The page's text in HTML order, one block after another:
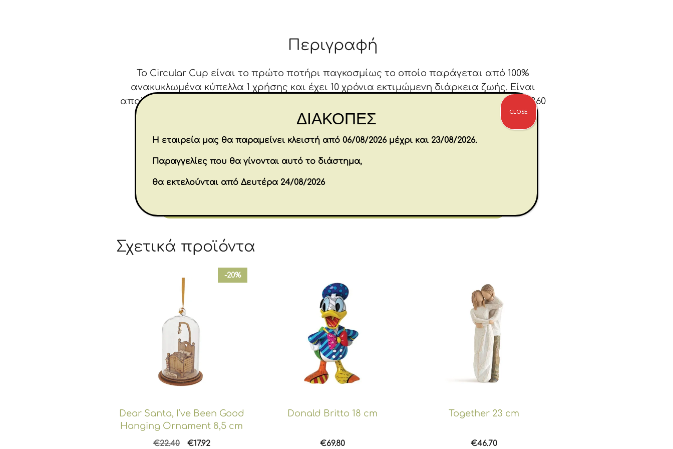
Μαύρο-
Μπλε
Περιγραφή
To Circular Cup είναι το πρώτο ποτήρι παγκοσμίως το οποίο παράγεται από 100%
ανακυκλωμένα κύπελλα 1 χρήσης και έχει 10 χρόνια εκτιμώμενη διάρκεια ζωής. Είναι
απολύτως στεγανό, με μοναδικό και εύκολο άνοιγμα/κλείσιμο με 1 πάτημα και στόμιο 360
μοιρών. Κρατάει το ρόφημα σας ζεστό ή κρύο για 90 λεπτά! Χωρητικότητα 227ml
Επιπλέον πληροφορίες
Brands
Σχετικά προϊόντα
-20%
Dear Santa, I’ve Been Good
Hanging Ornament 8,5 cm
€22.40
Original
€17.92Η
Donald Britto 18 cm
€69.80
Together 23 cm
€46.70
ΔΙΑΚΟΠΕΣ
Η εταιρεία μας θα παραμείνει κλειστή από 06/08/2026 μέχρι και 23/08/2026.
Παραγγελίες που θα γίνονται αυτό το διάστημα,
θα εκτελούνται από Δευτέρα 24/08/2026
CLOSE